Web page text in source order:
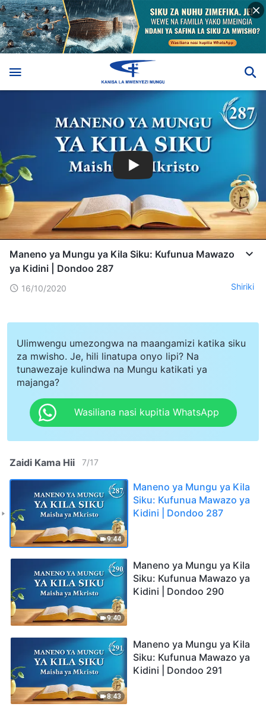
Maneno ya Mungu ya Kila Siku: Kufunua Mawazo
ya Kidini | Dondoo 287
16/10/2020 Shiriki
Ulimwengu umezongwa na maangamizi katika siku
za mwisho. Je, hili linatupa onyo lipi? Na
tunawezaje kulindwa na Mungu katikati ya
majanga?
Wasiliana nasi kupitia WhatsApp
Zaidi Kama Hii 7/17
9:44
Maneno ya Mungu ya Kila
Siku: Kufunua Mawazo ya
Kidini | Dondoo 287
9:40
Maneno ya Mungu ya Kila
Siku: Kufunua Mawazo ya
Kidini | Dondoo 290
8:43
Maneno ya Mungu ya Kila
Siku: Kufunua Mawazo ya
Kidini | Dondoo 291